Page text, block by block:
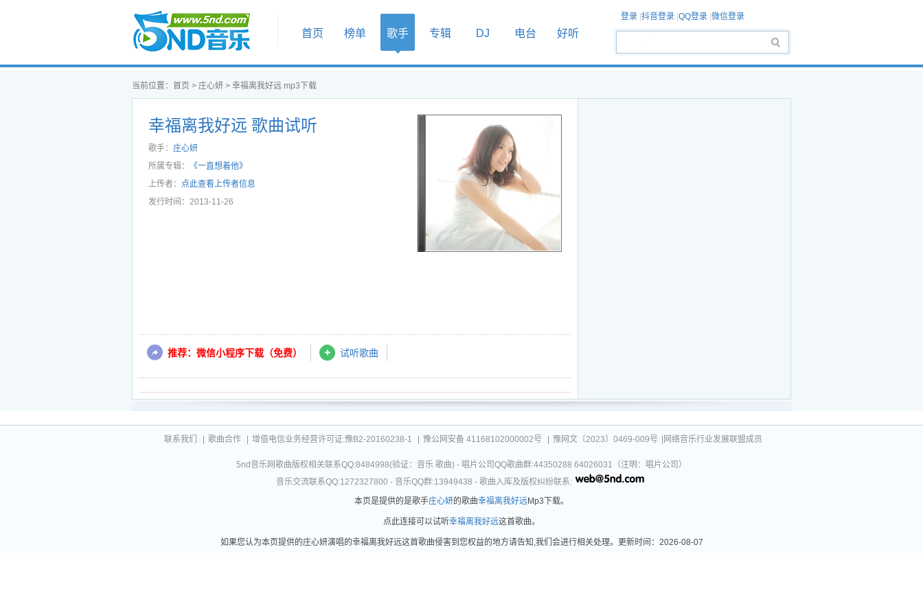
首页
首页 榜单 歌手 专辑 DJ 电台 好听
登录 抖音登录 QQ登录 微信登录
当前位置： 首页 > 庄心妍 > 幸福离我好远 mp3下载
幸福离我好远 歌曲试听
歌手： 庄心妍
所属专辑：
《一直想着他》
上传者： 点此查看上传者信息
发行时间：2013-11-26
推荐：微信小程序下载（免费） 试听歌曲
联系我们 歌曲合作 增值电信业务经营许可证:豫B2-20160238-1 豫公网安备 41168102000002号 豫网文〔2023〕0469-009号 |网络音乐行业发展联盟成员
5nd音乐网歌曲版权相关联系QQ:8484998(验证：音乐 歌曲) - 唱片公司QQ歌曲群:44350288 64026031（注明：唱片公司）
音乐交流联系QQ:1272327800 - 音乐QQ群:13949438 - 歌曲入库及版权纠纷联系:
本页是提供的是歌手庄心妍的歌曲幸福离我好远Mp3下载。
点此连接可以试听幸福离我好远这首歌曲。
如果您认为本页提供的庄心妍演唱的幸福离我好远这首歌曲侵害到您权益的地方请告知,我们会进行相关处理。更新时间：2026-08-07